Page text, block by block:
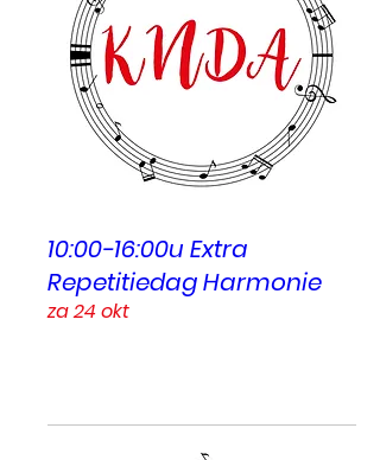
10:00-16:00u Extra
Repetitiedag Harmonie
za 24 okt